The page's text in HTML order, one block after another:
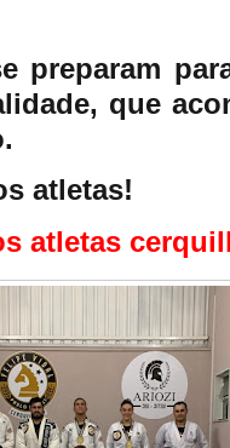
preparam
que
atletas!
atletas